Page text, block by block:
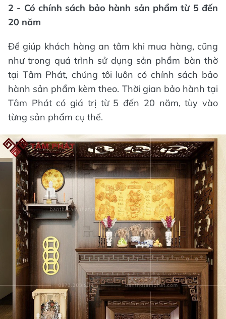
2 - Có chính sách bảo hành sản phẩm từ 5 đến
20 năm
Để giúp khách hàng an tâm khi mua hàng, cũng
như trong quá trình sử dụng sản phẩm bàn thờ
tại Tâm Phát, chúng tôi luôn có chính sách bảo
hành sản phẩm kèm theo. Thời gian bảo hành tại
Tâm Phát có giá trị từ 5 đến 20 năm, tùy vào
từng sản phẩm cụ thể.